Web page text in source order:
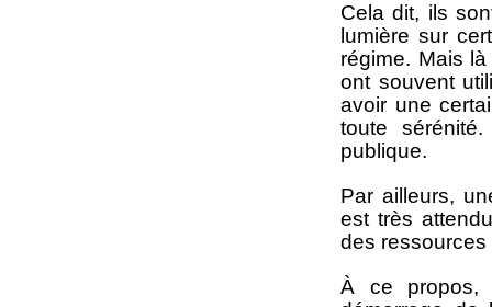
Cela dit, ils
lumière sur
régime. Mais
ont souvent
avoir une
toute
publique.
Par ailleurs,
est très
des ressources
À ce propos,